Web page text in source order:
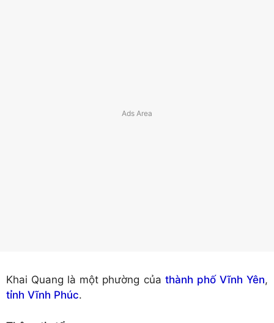
Khai Quang là một phường của thành phố Vĩnh Yên,
tỉnh Vĩnh Phúc.